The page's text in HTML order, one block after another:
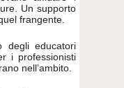
Un supporto
frangente.
degli educatori
i professionisti
nell’ambito.